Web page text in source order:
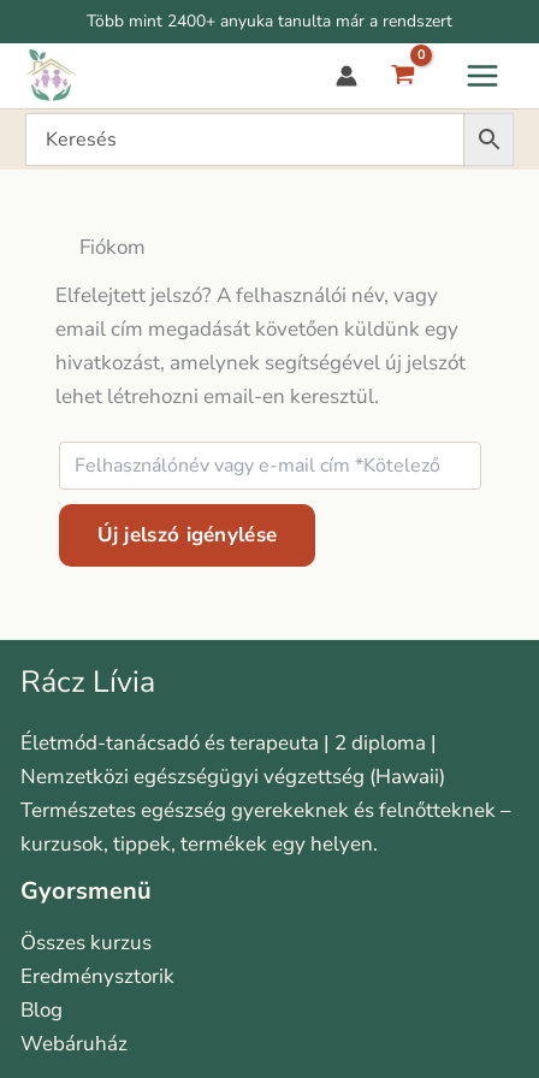
a
tartalomra
Több mint 2400+ anyuka tanulta már a rendszert
Fiókom
Elfelejtett jelszó? A felhasználói név, vagy
email cím megadását követően küldünk egy
hivatkozást, amelynek segítségével új jelszót
lehet létrehozni email-en keresztül.
Új jelszó igénylése
Rácz Lívia
Életmód-tanácsadó és terapeuta | 2 diploma |
Nemzetközi egészségügyi végzettség (Hawaii)
Természetes egészség gyerekeknek és felnőtteknek –
kurzusok, tippek, termékek egy helyen.
Gyorsmenü
Összes kurzus
Eredménysztorik
Blog
Webáruház